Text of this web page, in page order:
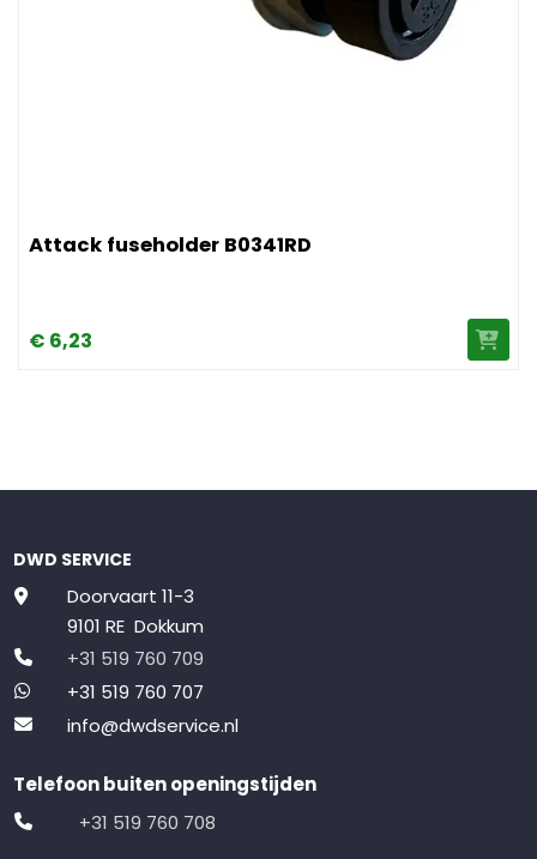
Attack fuseholder B0341RD
€ 6,23
DWD SERVICE
Doorvaart 11-3
9101 RE Dokkum
+31 519 760 709
+31 519 760 707
info@dwdservice.nl
Telefoon buiten openingstijden
+31 519 760 708